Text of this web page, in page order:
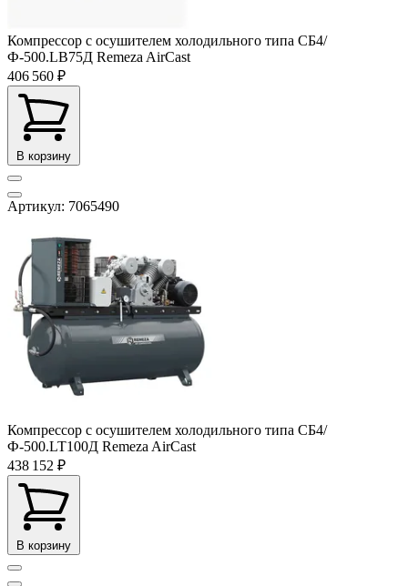
Компрессор с осушителем холодильного типа СБ4/
Ф-500.LB75Д Remeza AirCast
406 560 ₽
В корзину
Артикул: 7065490
Компрессор с осушителем холодильного типа СБ4/
Ф-500.LT100Д Remeza AirCast
438 152 ₽
В корзину